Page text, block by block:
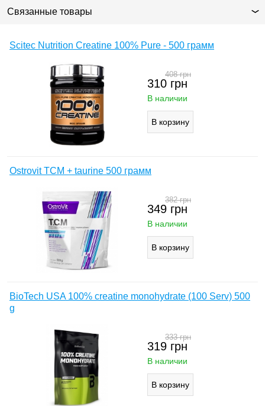
Связанные товары
Scitec Nutrition Creatine 100% Pure - 500 грамм
310 грн
408грн
В наличии
Ostrovit TCM + taurine 500 грамм
349 грн
382грн
В наличии
BioTech USA 100% creatine monohydrate (100 Serv) 500
g
319 грн
333грн
В наличии